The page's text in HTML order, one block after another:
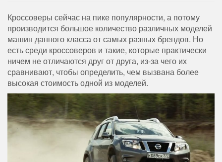
Кроссоверы сейчас на пике популярности, а потому
производится большое количество различных моделей
машин данного класса от самых разных брендов. Но
есть среди кроссоверов и такие, которые практически
ничем не отличаются друг от друга, из-за чего их
сравнивают, чтобы определить, чем вызвана более
высокая стоимость одной из моделей.